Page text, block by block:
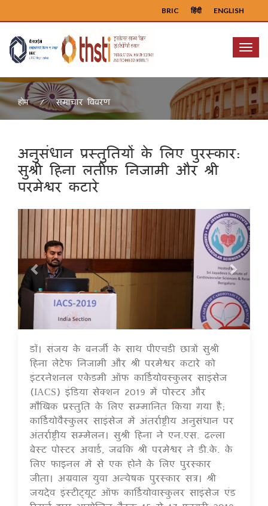
ENGLISH
हिंदी
BRIC
Menu
होम समाचार विवरण
अनुसंधान प्रस्तुतियों के लिए पुरस्कार:
सुश्री हिना लतीफ़ निजामी और श्री
परमेश्वर कटारे
Previous Next
16 Jul 2020
डॉ। संजय के बनर्जी के साथ पीएचडी छात्रों सुश्री
हिना लेटेफ निजामी और श्री परमेश्वर कटारे को
इंटरनेशनल एकेडमी ऑफ कार्डियोवस्कुलर साइंसेज
(IACS) इंडिया सेक्शन 2019 में पोस्टर और
मौखिक प्रस्तुति के लिए सम्मानित किया गया है;
कार्डियोवैस्कुलर साइंसेज में अंतर्राष्ट्रीय अनुसंधान पर
अंतर्राष्ट्रीय सम्मेलन। सुश्री हिना ने एन.एस. ढल्ला
बेस्ट पोस्टर अवार्ड, जबकि श्री परमेश्वर ने डी.के. के
लिए फाइनल में से एक होने के लिए पुरस्कार
जीता। अग्रवाल युवा अन्वेषक पुरस्कार सत्र। श्री
जयदेव इंस्टीट्यूट ऑफ कार्डियोवास्कुलर साइंसेज एंड